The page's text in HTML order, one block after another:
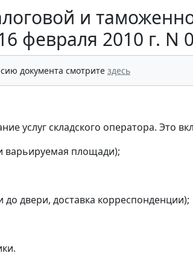
и
февраля 2010 г. N
документа смотрите здесь
услуг складского оператора. Это
варьируемая площади);
двери, доставка корреспонденции);